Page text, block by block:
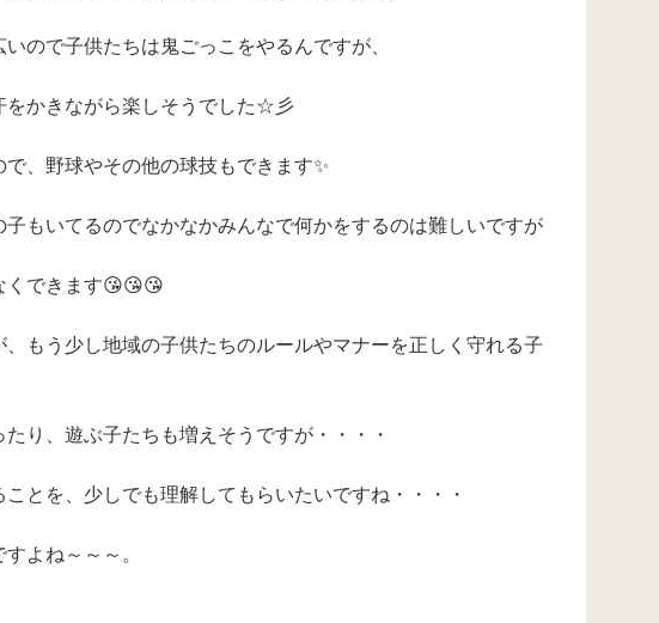
ので子供たちは鬼ごっこをやるんですが、
をかきながら楽しそうでした☆彡
、野球やその他の球技もできます✨
もいてるのでなかなかみんなで何かをするのは難しいですが
くできます😘😘😘
もう少し地域の子供たちのルールやマナーを正しく守れる子
り、遊ぶ子たちも増えそうですが・・・・
とを、少しでも理解してもらいたいですね・・・・
よね～～～。